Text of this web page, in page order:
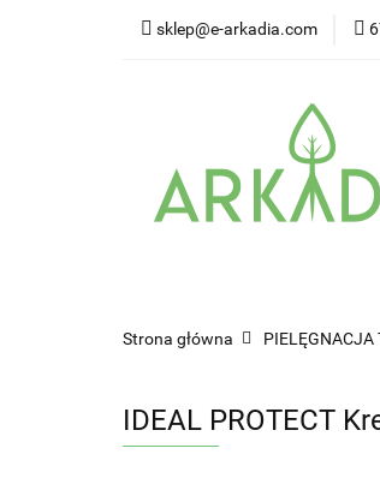
sklep@e-arkadia.com
Strona główna PIELĘGNACJA
IDEAL PROTECT